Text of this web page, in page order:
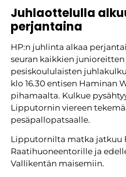
Juhlaottelulla
perjantaina
HP:n juhlinta alkaa
seuran kaikkien junioreitten
pesiskoululaisten
klo 16.30 entisen Haminan
pihamaalta. Kulkue
Lipputornin viereen
pesäpallopatsaalle.
Lipputornilta matka jatkuu
Raatihuoneentorille ja
Vallikentän maisemiin.